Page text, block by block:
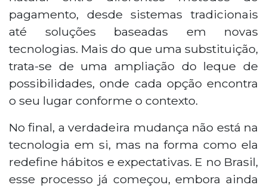
pagamento, desde sistemas tradicionais
até soluções baseadas em novas
tecnologias. Mais do que uma substituição,
trata-se de uma ampliação do leque de
possibilidades, onde cada opção encontra
o seu lugar conforme o contexto.
No final, a verdadeira mudança não está na
tecnologia em si, mas na forma como ela
redefine hábitos e expectativas. E no Brasil,
esse processo já começou, embora ainda